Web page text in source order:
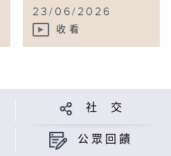
23/06/2026
收看
社 交
公眾回饋